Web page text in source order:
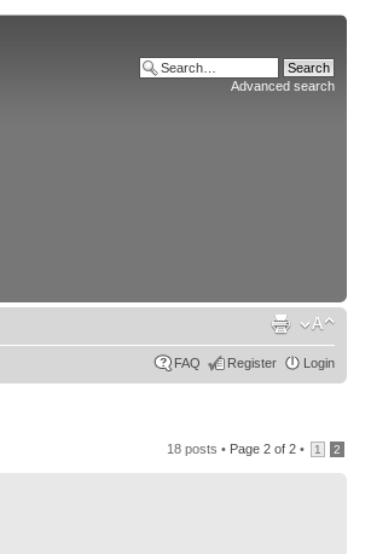
Advanced search
FAQ Register Login
18 posts • Page 2 of 2 • 1 2